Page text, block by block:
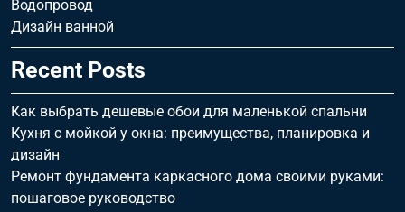
Водопровод
Дизайн ванной
Recent Posts
Как выбрать дешевые обои для маленькой спальни
Кухня с мойкой у окна: преимущества, планировка и
дизайн
Ремонт фундамента каркасного дома своими руками:
пошаговое руководство